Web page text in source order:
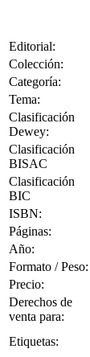
Editorial:
Colección:
Categoría:
Tema:
Clasificación
Dewey:
Clasificación
BISAC
Clasificación
BIC
ISBN:
Páginas:
Año:
Formato / Peso:
Precio:
Derechos de
venta para:
Etiquetas: